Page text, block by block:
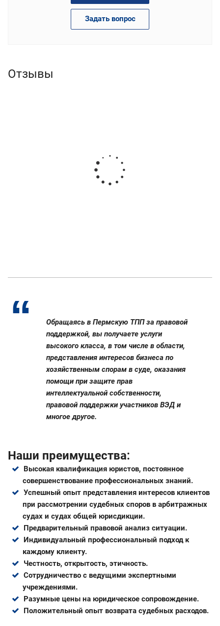
Задать вопрос
Отзывы
Обращаясь в Пермскую ТПП за правовой
поддержкой, вы получаете услуги
высокого класса, в том числе в области,
представления интересов бизнеса по
хозяйственным спорам в суде, оказания
помощи при защите прав
интеллектуальной собственности,
правовой поддержки участников ВЭД и
многое другое.
Наши преимущества:
Высокая квалификация юристов, постоянное
совершенствование профессиональных знаний.
Успешный опыт представления интересов клиентов
при рассмотрении судебных споров в арбитражных
судах и судах общей юрисдикции.
Предварительный правовой анализ ситуации.
Индивидуальный профессиональный подход к
каждому клиенту.
Честность, открытость, этичность.
Сотрудничество с ведущими экспертными
учреждениями.
Разумные цены на юридическое сопровождение.
Положительный опыт возврата судебных расходов.